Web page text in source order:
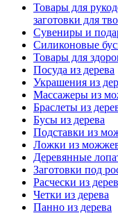
Товары для
заготовки для
Сувениры и
Силиконовые
Товары для
Посуда из дерева
Украшения из
Массажеры из
Браслеты из
Бусы из дерева
Подставки из
Ложки из
Деревянные
Заготовки под
Расчески из
Четки из дерева
Панно из дерева